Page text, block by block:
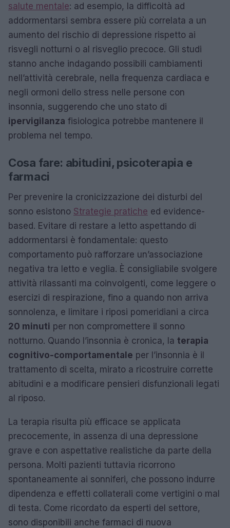
salute mentale: ad esempio, la difficoltà ad
addormentarsi sembra essere più correlata a un
aumento del rischio di depressione rispetto ai
risvegli notturni o al risveglio precoce. Gli studi
stanno anche indagando possibili cambiamenti
nell’attività cerebrale, nella frequenza cardiaca e
negli ormoni dello stress nelle persone con
insonnia, suggerendo che uno stato di
ipervigilanza fisiologica potrebbe mantenere il
problema nel tempo.
Cosa fare: abitudini, psicoterapia e
farmaci
Per prevenire la cronicizzazione dei disturbi del
sonno esistono Strategie pratiche ed evidence-
based. Evitare di restare a letto aspettando di
addormentarsi è fondamentale: questo
comportamento può rafforzare un’associazione
negativa tra letto e veglia. È consigliabile svolgere
attività rilassanti ma coinvolgenti, come leggere o
esercizi di respirazione, fino a quando non arriva
sonnolenza, e limitare i riposi pomeridiani a circa
20 minuti per non compromettere il sonno
notturno. Quando l’insonnia è cronica, la terapia
cognitivo-comportamentale per l’insonnia è il
trattamento di scelta, mirato a ricostruire corrette
abitudini e a modificare pensieri disfunzionali legati
al riposo.
La terapia risulta più efficace se applicata
precocemente, in assenza di una depressione
grave e con aspettative realistiche da parte della
persona. Molti pazienti tuttavia ricorrono
spontaneamente ai sonniferi, che possono indurre
dipendenza e effetti collaterali come vertigini o mal
di testa. Come ricordato da esperti del settore,
sono disponibili anche farmaci di nuova